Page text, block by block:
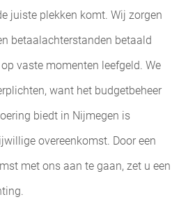
juiste plekken komt. Wij zorgen
betaalachterstanden betaald
vaste momenten leefgeld. We
want het budgetbeheer
biedt in Nijmegen is
overeenkomst. Door een
met ons aan te gaan, zet u een